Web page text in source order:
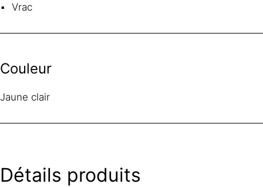
Vrac
Couleur
Jaune clair
Détails produits